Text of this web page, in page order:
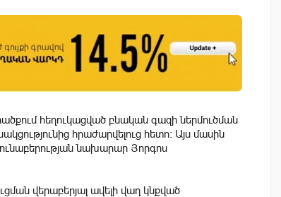
հեղուկացված բնական գազի ներմուծման
հրաժարվելուց հետո: Այս մասին
նախարար Յորգոս
վերաբերյալ ավելի վաղ կնքված